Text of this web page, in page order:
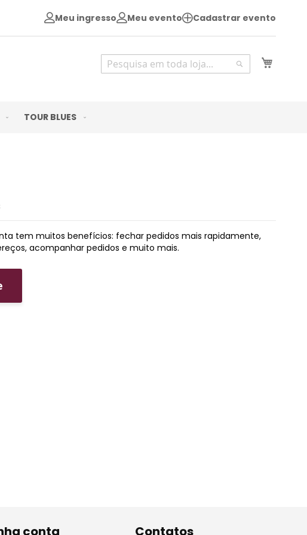
Meu ingresso Meu evento Cadastrar evento
Pesquisa
Pesquisa
TOUR BLUES
tem muitos benefícios: fechar pedidos mais rapidamente,
acompanhar pedidos e muito mais.
conta Contatos